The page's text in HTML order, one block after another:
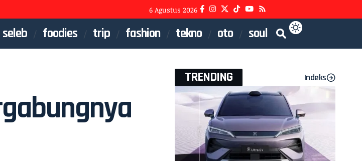
6 Agustus 2026
seleb foodies trip fashion tekno oto soul
TRENDING Indeks